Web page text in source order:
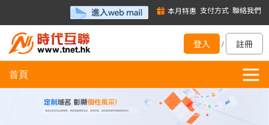
本月特惠 支付方式 聯絡我們
登入 / 註冊
首頁